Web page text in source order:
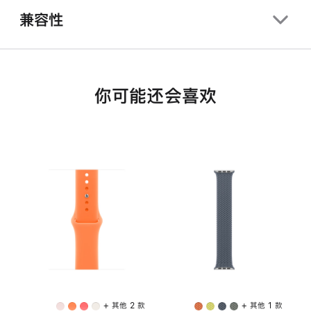
兼容性
你可能还会喜欢
+ 其他 2 款 + 其他 1 款